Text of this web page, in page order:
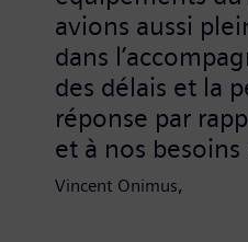
avions aussi
dans
des délais et la
réponse par
et à nos
Vincent Onimus,